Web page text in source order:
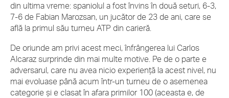
din ultima vreme: spaniolul a fost învins în două seturi, 6-3,
7-6 de Fabian Marozsan, un jucător de 23 de ani, care se
află la primul său turneu ATP din carieră.
De oriunde am privi acest meci, înfrângerea lui Carlos
Alcaraz surprinde din mai multe motive. Pe de o parte e
adversarul, care nu avea nicio experiență la acest nivel, nu
mai evoluase până acum într-un turneu de o asemenea
categorie și e clasat în afara primilor 100 (aceasta e, de